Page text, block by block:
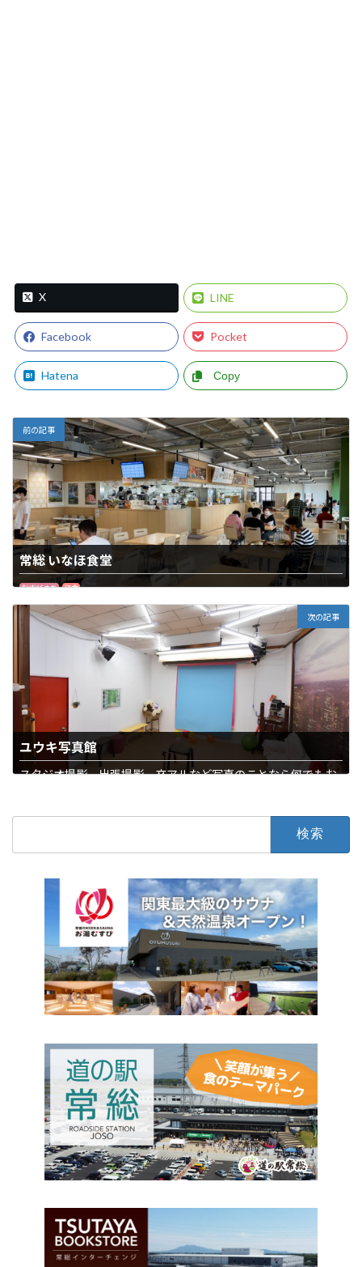
Facebook
X
Hatena
LINE
Pocket
Copy
前の記事
常総 いなほ食堂
むすびまち 和食
次の記事
ユウキ写真館
スタジオ撮影、出張撮影、卒アルなど写真のことなら何でもお